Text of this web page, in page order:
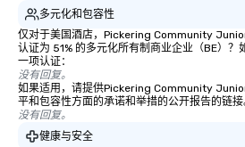
多元化和包容性
仅对于美国酒店，Pickering Community
认证为 51% 的多元化所有制商业企业（BE）
一项认证：
没有回复。
如果适用，请提供Pickering Community
平和包容性方面的承诺和举措的公开报告的链接
没有回复。
健康与安全